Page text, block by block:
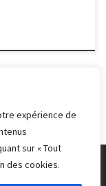
expérience de
sur « Tout
des cookies.
droits réservés